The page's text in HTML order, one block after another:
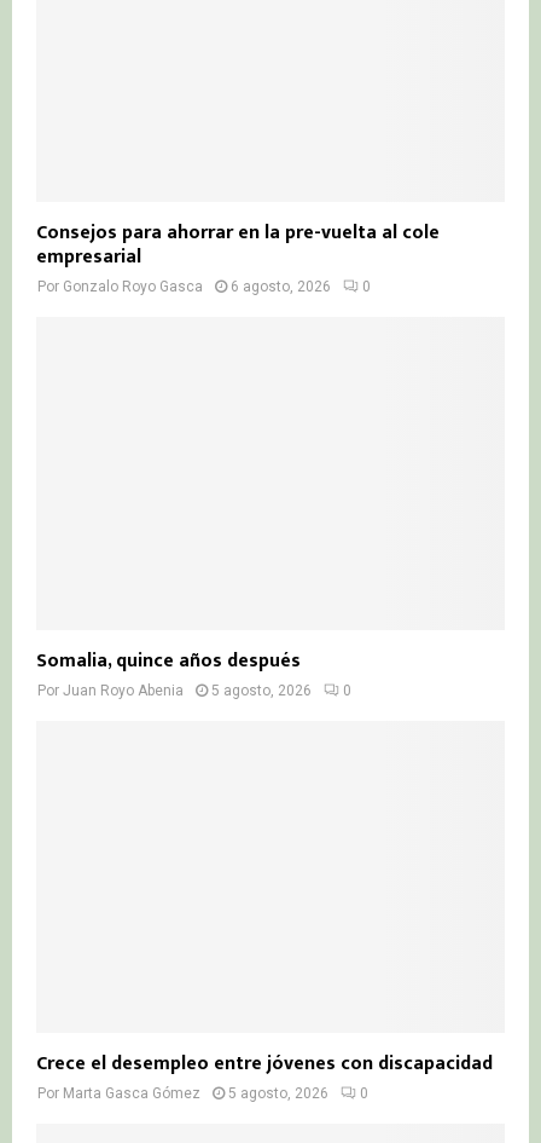
Consejos para ahorrar en la pre-vuelta al cole
empresarial
Por Gonzalo Royo Gasca 6 agosto, 2026 0
Somalia, quince años después
Por Juan Royo Abenia 5 agosto, 2026 0
Crece el desempleo entre jóvenes con discapacidad
Por Marta Gasca Gómez 5 agosto, 2026 0